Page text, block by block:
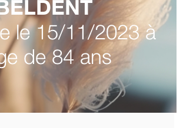
le 15/11/2023 à
de 84 ans